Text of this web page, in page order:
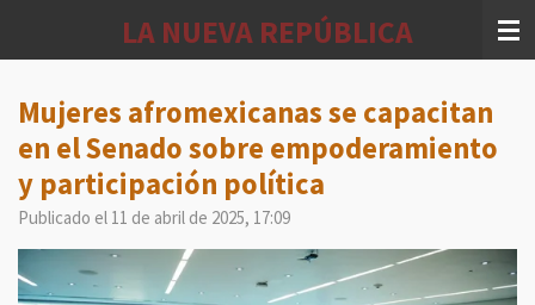
principal
LA NUEVA REPÚBLICA
Mujeres afromexicanas se capacitan
en el Senado sobre empoderamiento
y participación política
Publicado el 11 de abril de 2025, 17:09